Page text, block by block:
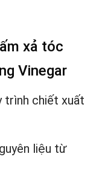
xả tóc
Vinegar
trình chiết xuất
liệu từ